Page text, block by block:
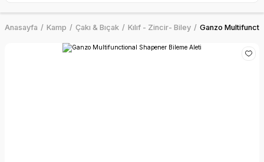
Anasayfa Kamp Çakı & Bıçak Kılıf - Zincir- Biley Ganzo